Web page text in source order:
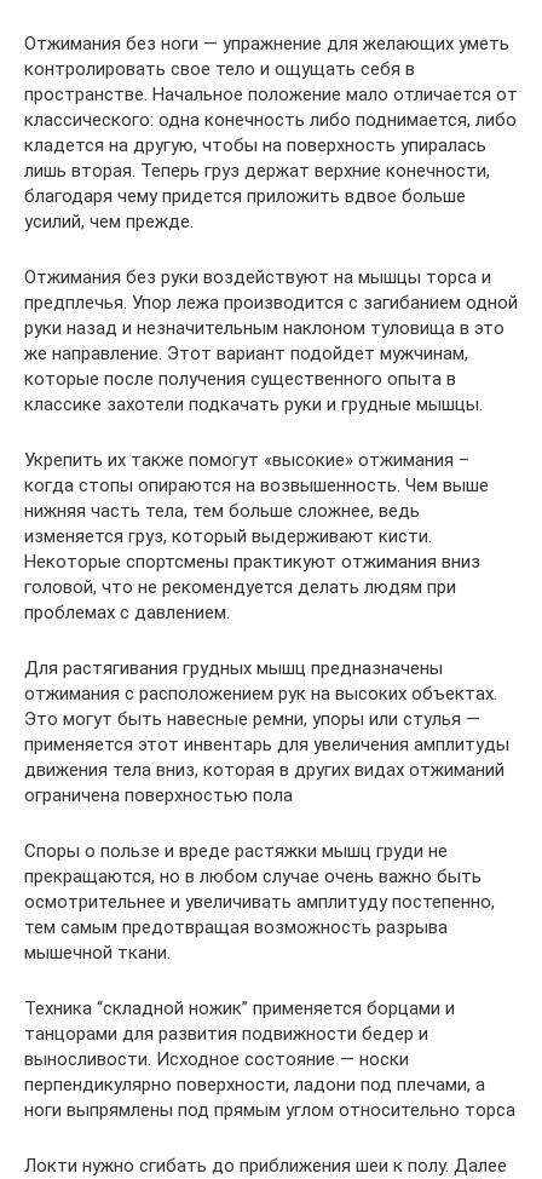
Отжимания без ноги — упражнение для желающих уметь
контролировать свое тело и ощущать себя в
пространстве. Начальное положение мало отличается от
классического: одна конечность либо поднимается, либо
кладется на другую, чтобы на поверхность упиралась
лишь вторая. Теперь груз держат верхние конечности,
благодаря чему придется приложить вдвое больше
усилий, чем прежде.
Отжимания без руки воздействуют на мышцы торса и
предплечья. Упор лежа производится с загибанием одной
руки назад и незначительным наклоном туловища в это
же направление. Этот вариант подойдет мужчинам,
которые после получения существенного опыта в
классике захотели подкачать руки и грудные мышцы.
Укрепить их также помогут «высокие» отжимания –
когда стопы опираются на возвышенность. Чем выше
нижняя часть тела, тем больше сложнее, ведь
изменяется груз, который выдерживают кисти.
Некоторые спортсмены практикуют отжимания вниз
головой, что не рекомендуется делать людям при
проблемах с давлением.
Для растягивания грудных мышц предназначены
отжимания с расположением рук на высоких объектах.
Это могут быть навесные ремни, упоры или стулья —
применяется этот инвентарь для увеличения амплитуды
движения тела вниз, которая в других видах отжиманий
ограничена поверхностью пола
Споры о пользе и вреде растяжки мышц груди не
прекращаются, но в любом случае очень важно быть
осмотрительнее и увеличивать амплитуду постепенно,
тем самым предотвращая возможность разрыва
мышечной ткани.
Техника “складной ножик” применяется борцами и
танцорами для развития подвижности бедер и
выносливости. Исходное состояние — носки
перпендикулярно поверхности, ладони под плечами, а
ноги выпрямлены под прямым углом относительно торса
Локти нужно сгибать до приближения шеи к полу. Далее